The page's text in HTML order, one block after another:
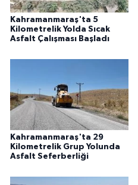
Kahramanmaraş'ta 5
Kilometrelik Yolda Sıcak
Asfalt Çalışması Başladı
Kahramanmaraş'ta 29
Kilometrelik Grup Yolunda
Asfalt Seferberliği